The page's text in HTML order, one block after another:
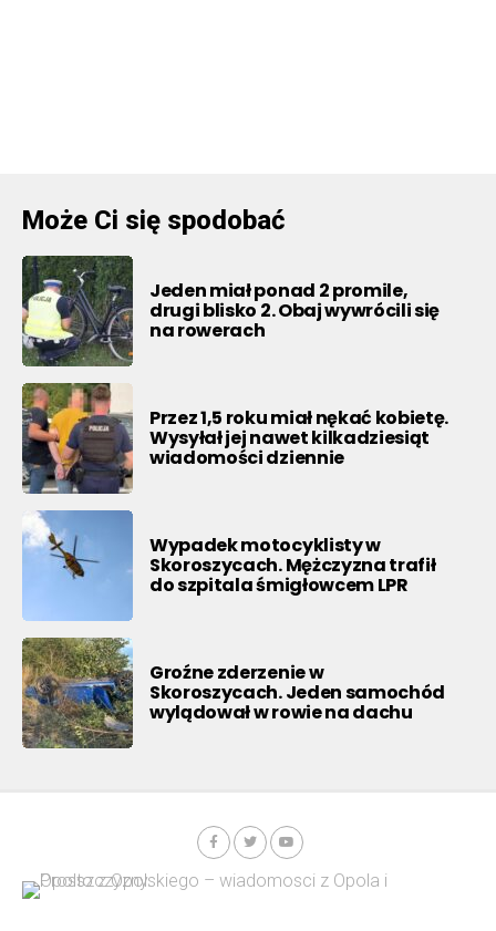
Może Ci się spodobać
Jeden miał ponad 2 promile,
drugi blisko 2. Obaj wywrócili się
na rowerach
Przez 1,5 roku miał nękać kobietę.
Wysyłał jej nawet kilkadziesiąt
wiadomości dziennie
Wypadek motocyklisty w
Skoroszycach. Mężczyzna trafił
do szpitala śmigłowcem LPR
Groźne zderzenie w
Skoroszycach. Jeden samochód
wylądował w rowie na dachu